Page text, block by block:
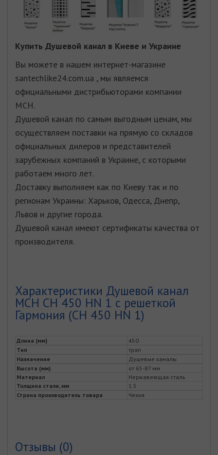
Купить Душевой канал в Киеве и Украине
Вы можете в нашем интернет-магазине
santechlike24.com.ua , мы являемся
официальными дистрибьюторами компании
MCH.
Душевой канал по самым выгодным ценам, мы
осуществляем поставки на прямую со складов
официальных дилеров и представителей
зарубежных компаний в Украине, с которыми
работаем много лет.
Доставку выполняем как по Киеву так и по
регионам Украины: Харьков, Одесса, Днепр,
Львов и другие города.
Душевой канал имеют сертификаты качества от
производителя.
Характеристики Душевой канал
MCH CH 450 HN 1 с решеткой
Гармония (CH 450 HN 1)
Длина (мм)
450
Тип
трап
Назначение
Душевые каналы
Высота (мм)
от 65-87 мм
Материал
Нержавеющая сталь
Толщина стали, мм
1.5
Страна производитель товара
Чехия
Отзывы (0)